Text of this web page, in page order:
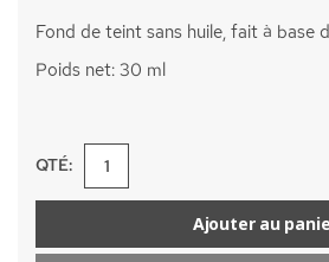
Fond de teint sans huile, fait à base
Poids net: 30 ml
QTÉ:
Ajouter au